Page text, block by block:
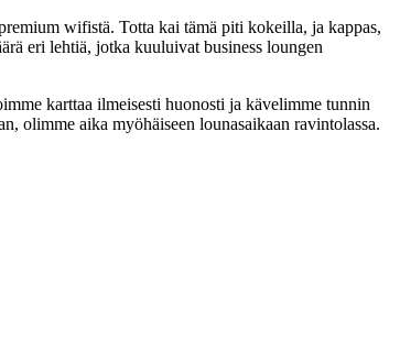
wifistä. Totta kai tämä piti kokeilla, ja kappas,
eri lehtiä, jotka kuuluivat business loungen
karttaa ilmeisesti huonosti ja kävelimme tunnin
olimme aika myöhäiseen lounasaikaan ravintolassa.